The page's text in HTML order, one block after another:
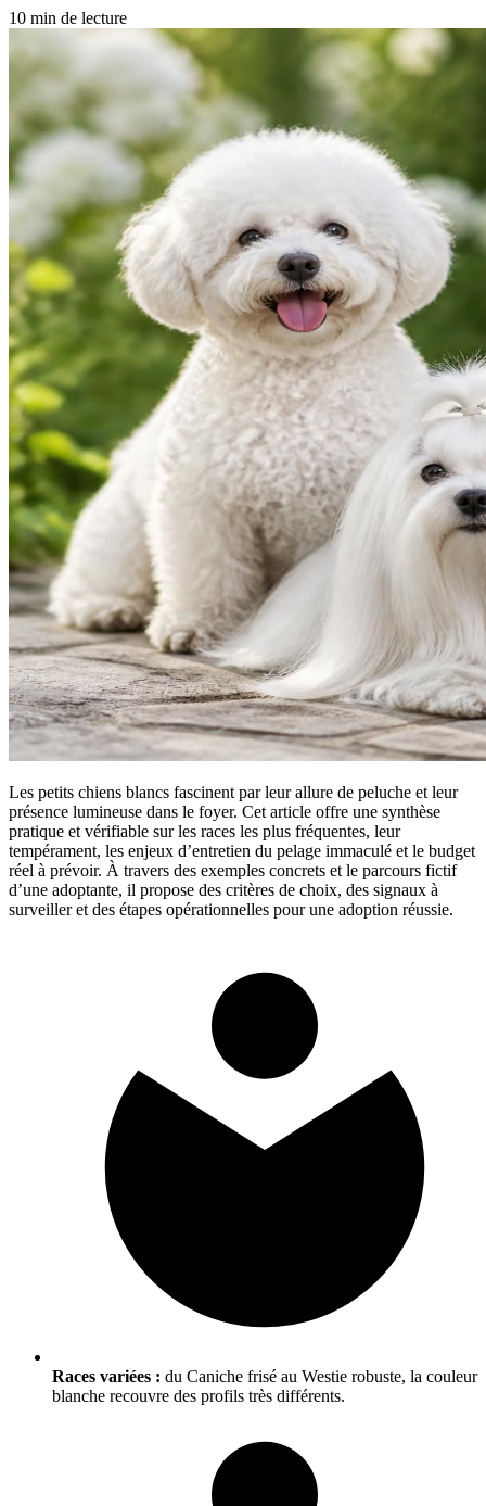
10 min de lecture
Les petits chiens blancs fascinent par leur allure de peluche et leur
présence lumineuse dans le foyer. Cet article offre une synthèse
pratique et vérifiable sur les races les plus fréquentes, leur
tempérament, les enjeux d’entretien du pelage immaculé et le budget
réel à prévoir. À travers des exemples concrets et le parcours fictif
d’une adoptante, il propose des critères de choix, des signaux à
surveiller et des étapes opérationnelles pour une adoption réussie.
Races variées : du Caniche frisé au Westie robuste, la couleur
blanche recouvre des profils très différents.